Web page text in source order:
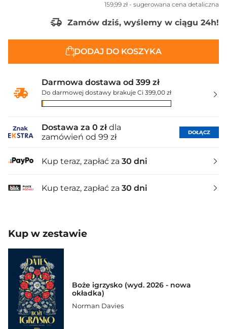
159,99 zł - sugerowana cena detaliczna
Zamów dziś, wyślemy w ciągu 24h!
DODAJ DO KOSZYKA
Darmowa dostawa od 399 zł
Do darmowej dostawy brakuje Ci 399,00 zł
Dostawa za 0 zł dla
zamówień od 99 zł
DOŁĄCZ
Kup teraz, zapłać za 30 dni
Kup teraz, zapłać za 30 dni
Kup w zestawie
Boże igrzysko (wyd. 2026 - nowa
okładka)
Norman Davies